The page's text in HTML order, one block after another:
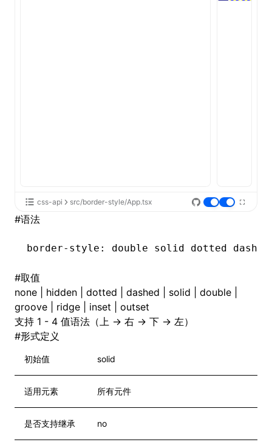
css-api src/border-style/App.tsx
#语法
border-style : double solid dotted
#取值
none | hidden | dotted | dashed | solid | double |
groove | ridge | inset | outset
支持 1 - 4 值语法（上 → 右 → 下 → 左）
#形式定义
初始值 solid
适用元素 所有元件
是否支持继承 no